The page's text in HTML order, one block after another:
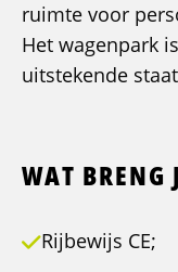
ruimte voor
Het wagenpark
uitstekende
WAT BRENG
Rijbewijs CE;